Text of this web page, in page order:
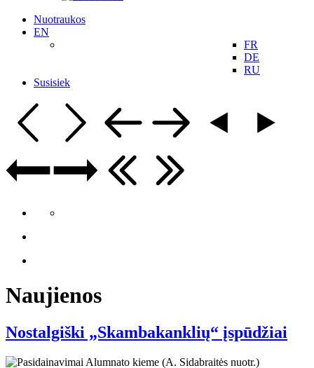
Nuotraukos
EN
FR
DE
RU
Susisiek
Naujienos
Nostalgiški „Skambakanklių“ įspūdžiai